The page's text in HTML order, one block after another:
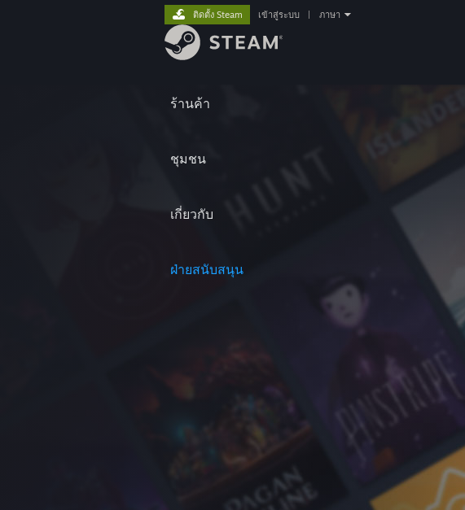
ร้านค้า
ชุมชน
เกี่ยวกับ
ฝ่ายสนับสนุน
ติดตั้ง Steam เข้าสู่ระบบ ภาษา